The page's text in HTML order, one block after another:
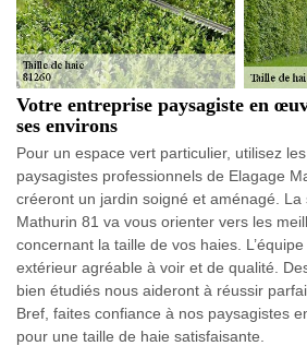
Votre entreprise paysagiste en
ses environs
Pour un espace vert particulier, utilisez
paysagistes professionnels de Elagage
créeront un jardin soigné et aménagé. La
Mathurin 81 va vous orienter vers les
concernant la taille de vos haies.
extérieur agréable à voir et de qualité.
bien étudiés nous aideront à réussir
Bref, faites confiance à nos paysagistes
pour une taille de haie satisfaisante.